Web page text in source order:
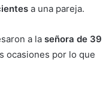
a una pareja.
a la señora de 39
ocasiones por lo que